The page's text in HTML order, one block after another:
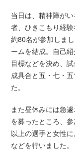
当日は、精神障が
者、ひきこもり経
約80名が参加しま
ームを結成。自己
目標などを決め、
成具合と五・七・
た。
また昼休みには急
を募ったところ、
以上の選手と女性
などを行いました。